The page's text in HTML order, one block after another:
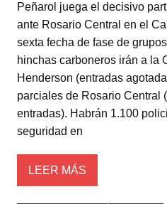
tt
er
at
s
A
p
p
c
e
b
o
o
m
p
ar
tir
Peñarol juega el decisivo
ante Rosario Central en el
sexta fecha de fase de
hinchas carboneros irán a la
Henderson (entradas
parciales de Rosario Central
entradas). Habrán 1.100
seguridad en
LEER MÁS